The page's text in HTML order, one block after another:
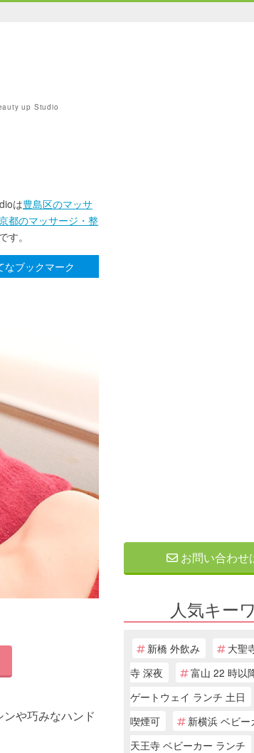
up Studio
は豊島区のマッサ
都のマッサージ・整
す。
なブックマーク
や巧みなハンド
お問い合わせ
人気キー
新橋 外飲み 大聖
寺 深夜
富山 22 時以
ゲートウェイ ランチ 土日
喫煙可
新横浜 ベビー
天王寺 ベビーカー ランチ